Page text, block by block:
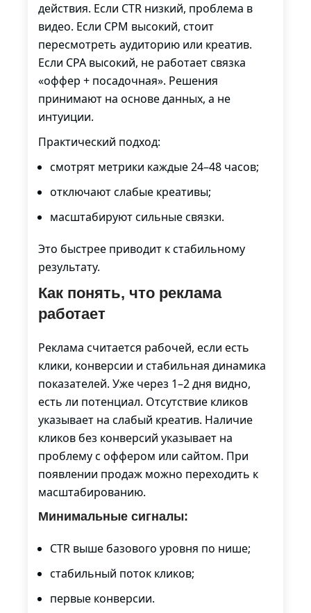
действия. Если CTR низкий, проблема в
видео. Если CPM высокий, стоит
пересмотреть аудиторию или креатив.
Если CPA высокий, не работает связка
«оффер + посадочная». Решения
принимают на основе данных, а не
интуиции.
Практический подход:
смотрят метрики каждые 24–48 часов;
отключают слабые креативы;
масштабируют сильные связки.
Это быстрее приводит к стабильному
результату.
Как понять, что реклама
работает
Реклама считается рабочей, если есть
клики, конверсии и стабильная динамика
показателей. Уже через 1–2 дня видно,
есть ли потенциал. Отсутствие кликов
указывает на слабый креатив. Наличие
кликов без конверсий указывает на
проблему с оффером или сайтом. При
появлении продаж можно переходить к
масштабированию.
Минимальные сигналы:
CTR выше базового уровня по нише;
стабильный поток кликов;
первые конверсии.